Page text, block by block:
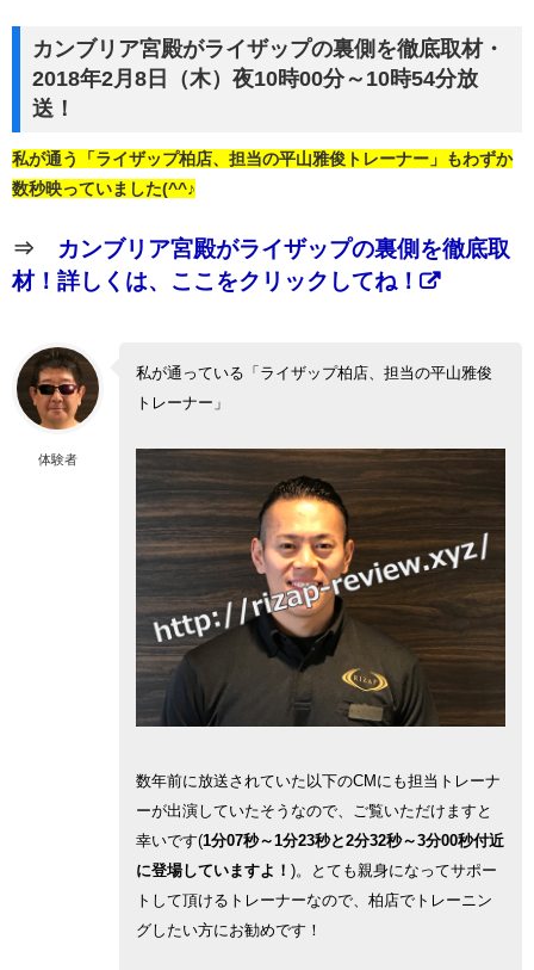
カンブリア宮殿がライザップの裏側を徹底取材・
2018年2月8日（木）夜10時00分～10時54分放
送！
私が通う「ライザップ柏店、担当の平山雅俊トレーナー」もわずか
数秒映っていました(^^♪
⇒ カンブリア宮殿がライザップの裏側を徹底取
材！詳しくは、ここをクリックしてね！
体験者
私が通っている「ライザップ柏店、担当の平山雅俊
トレーナー」
数年前に放送されていた以下のCMにも担当トレーナ
ーが出演していたそうなので、ご覧いただけますと
幸いです(1分07秒～1分23秒と2分32秒～3分00秒付近
に登場していますよ！ )。とても親身になってサポー
トして頂けるトレーナーなので、柏店でトレーニン
グしたい方にお勧めです！